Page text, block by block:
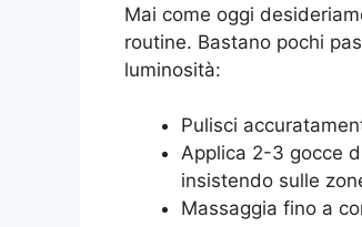
Mai come oggi
routine. Bastano pochi
luminosità:
Pulisci
Applica 2-3 gocce
insistendo sulle
Massaggia fino a